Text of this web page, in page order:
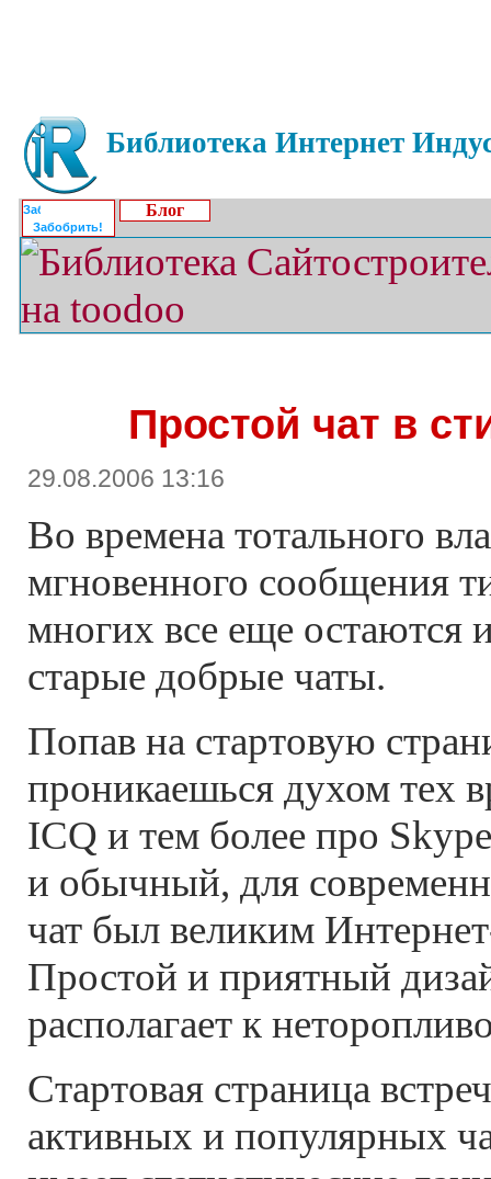
Библиотека Интернет
Забобрить!
Блог
Простой чат в
29.08.2006 13:16
Во времена тотального
мгновенного сообщения
многих все еще остаются
старые добрые чаты.
Попав на стартовую
проникаешься духом тех
ICQ и тем более про
и обычный, для
чат был великим
Простой и приятный
располагает к
Стартовая страница
активных и популярных